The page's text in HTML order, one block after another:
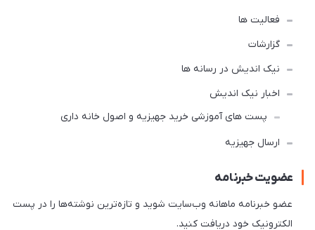
فعالیت ها
گزارشات
نیک اندیش در رسانه ها
اخبار نیک اندیش
پست های آموزشی خرید جهیزیه و اصول خانه داری
ارسال جهیزیه
عضویت خبرنامه
عضو خبرنامه ماهانه وب‌سایت شوید و تازه‌ترین نوشته‌ها را در پست
الکترونیک خود دریافت کنید.